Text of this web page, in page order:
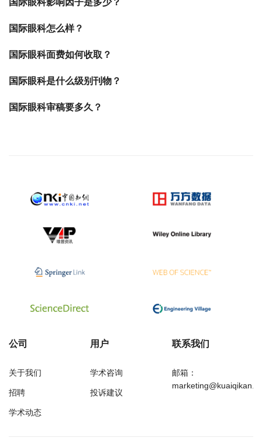
国际眼科影响因子是多少？
国际眼科怎么样？
国际眼科面费如何收取？
国际眼科是什么级别刊物？
国际眼科审稿要多久？
公司
关于我们
招聘
学术动态
用户
学术咨询
投诉建议
联系我们
邮箱：